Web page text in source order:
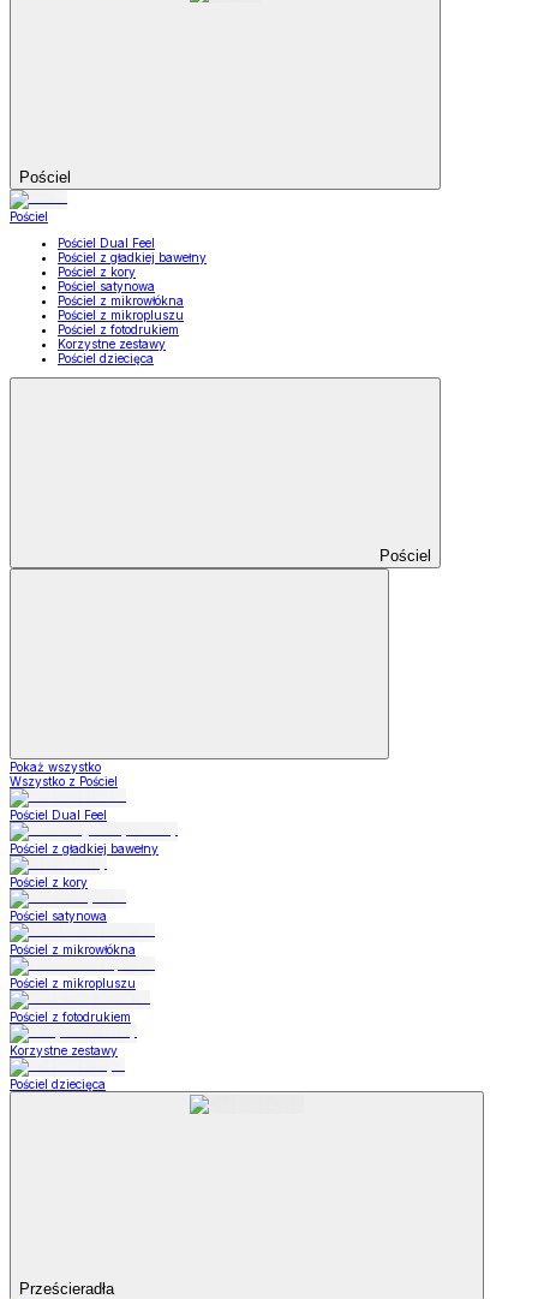
Pościel
Pościel
Pościel Dual Feel
Pościel z gładkiej bawełny
Pościel z kory
Pościel satynowa
Pościel z mikrowłókna
Pościel z mikropluszu
Pościel z fotodrukiem
Korzystne zestawy
Pościel dziecięca
Pościel
Pokaż wszystko
Wszystko z Pościel
Pościel Dual Feel
Pościel z gładkiej bawełny
Pościel z kory
Pościel satynowa
Pościel z mikrowłókna
Pościel z mikropluszu
Pościel z fotodrukiem
Korzystne zestawy
Pościel dziecięca
Prześcieradła